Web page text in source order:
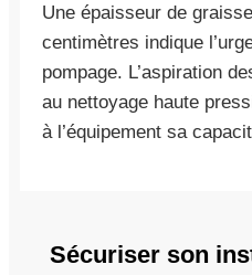
Une épaisseur de
centimètres indique
pompage. L’aspiration
au nettoyage haute
à l’équipement sa
Sécuriser son